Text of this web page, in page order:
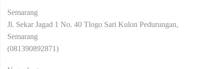
Semarang
Jl. Sekar Jagad 1 No. 40 Tlogo Sari Kulon Pedurungan,
Semarang
(081390892871)